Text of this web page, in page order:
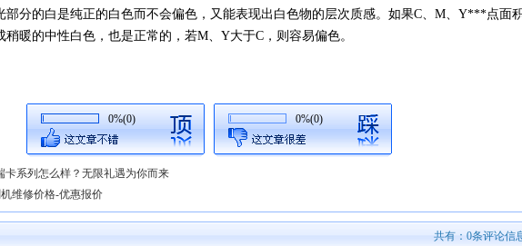
部分的白是纯正的白色而不会偏色，又能表现出白色物的层次质感。如果C、M、Y***点面
稍暖的中性白色，也是正常的，若M、Y大于C，则容易偏色。
0%(0) 0%(0)
卡系列怎么样？无限礼遇为你而来
维修价格-优惠报价
共有： 0条评论信